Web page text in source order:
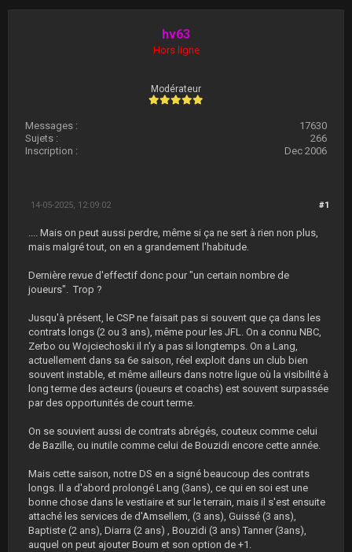
hv63
Hors ligne
Modérateur
Messages :
17630
Sujets :
266
Inscription :
Dec 2006
#1
14-05-2025, 12:09:02
.... Mais on peut aussi perdre, même si ça ne sert à rien non plus,
mais malgré tout, on en a grandement l'habitude.
Dernière revue d'effectif donc pour "un certain nombre de
joueurs". Trop ?
Jusqu'à présent, le CSP ne faisait pas si souvent que ça dans les
contrats longs (2 ou 3 ans), même pour les JFL. On a connu NBC,
Zerbo ou Wojciechoski il n'y a pas si longtemps. On a Lang,
actuellement dans sa 6e saison, réel exploit dans un club bien
souvent instable, et même ailleurs dans notre ligue où la visibilité à
long terme des acteurs (joueurs et coachs) est souvent surpassée
par des opportunités de court terme.
On se souvient aussi de contrats abrégés, couteux comme celui
de Bazille, ou inutile comme celui de Bouzidi encore cette année.
Mais cette saison, notre DS en a signé beaucoup des contrats
longs. Il a d'abord prolongé Lang (3ans), ce qui en soi est une
bonne chose dans le vestiaire et sur le terrain, mais il s'est ensuite
attaché les services de d'Amsellem, (3 ans), Guissé (3 ans),
Baptiste (2 ans), Diarra (2 ans) , Bouzidi (3 ans) Tanner (3ans),
auquel on peut ajouter Boum et son option de +1.